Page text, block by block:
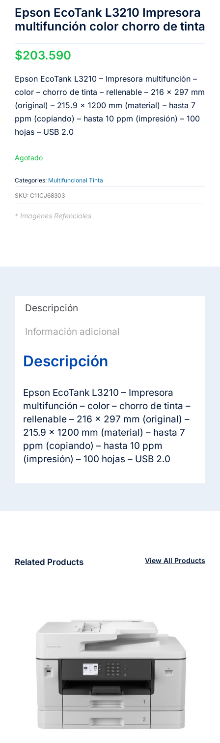
Epson EcoTank L3210 Impresora
multifunción color chorro de tinta
$203.590
Epson EcoTank L3210 – Impresora multifunción –
color – chorro de tinta – rellenable – 216 x 297 mm
(original) – 215.9 x 1200 mm (material) – hasta 7
ppm (copiando) – hasta 10 ppm (impresión) – 100
hojas – USB 2.0
Agotado
Categories: Multifuncional Tinta
SKU: C11CJ68303
* Imagenes Refenciales
Descripción
Información adicional
Descripción
Epson EcoTank L3210 – Impresora
multifunción – color – chorro de tinta –
rellenable – 216 x 297 mm (original) –
215.9 x 1200 mm (material) – hasta 7
ppm (copiando) – hasta 10 ppm
(impresión) – 100 hojas – USB 2.0
Related Products View All Products